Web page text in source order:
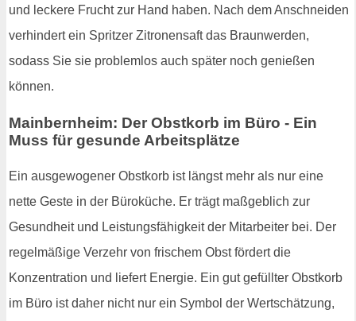
und leckere Frucht zur Hand haben. Nach dem Anschneiden
verhindert ein Spritzer Zitronensaft das Braunwerden,
sodass Sie sie problemlos auch später noch genießen
können.
Mainbernheim: Der Obstkorb im Büro - Ein
Muss für gesunde Arbeitsplätze
Ein ausgewogener Obstkorb ist längst mehr als nur eine
nette Geste in der Büroküche. Er trägt maßgeblich zur
Gesundheit und Leistungsfähigkeit der Mitarbeiter bei. Der
regelmäßige Verzehr von frischem Obst fördert die
Konzentration und liefert Energie. Ein gut gefüllter Obstkorb
im Büro ist daher nicht nur ein Symbol der Wertschätzung,